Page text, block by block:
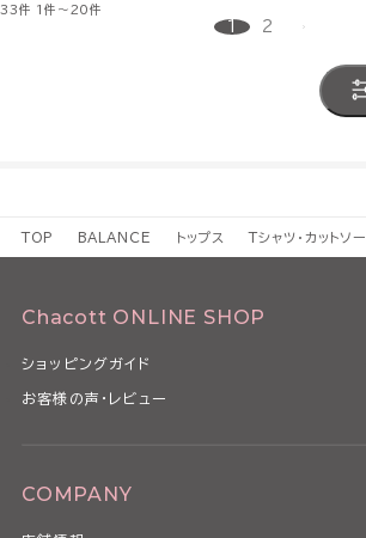
33件 1件～20件
1 2
TOP BALANCE トップス Tシャツ・カットソー
Chacott ONLINE SHOP
ショッピングガイド
お客様の声・レビュー
COMPANY